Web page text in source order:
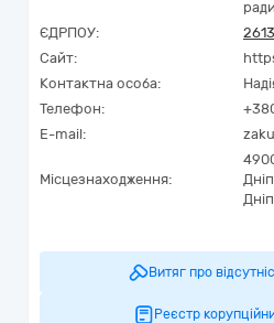
ЄДРПОУ:
Сайт:
Контактна особа:
Телефон:
E-mail:
Місцезнаходження:
Витяг про
Реєстр